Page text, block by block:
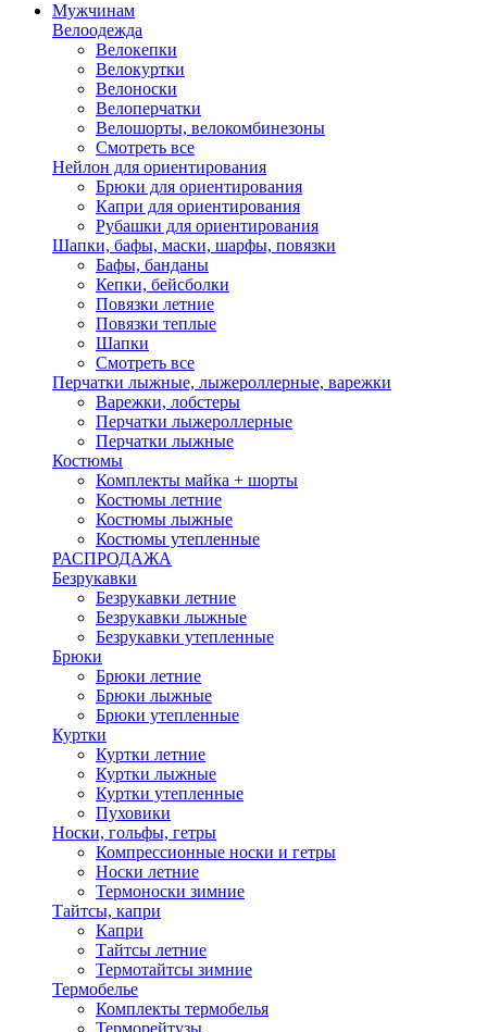
Мужчинам
Велоодежда
Велокепки
Велокуртки
Велоноски
Велоперчатки
Велошорты, велокомбинезоны
Смотреть все
Нейлон для ориентирования
Брюки для ориентирования
Капри для ориентирования
Рубашки для ориентирования
Шапки, бафы, маски, шарфы, повязки
Бафы, банданы
Кепки, бейсболки
Повязки летние
Повязки теплые
Шапки
Смотреть все
Перчатки лыжные, лыжероллерные, варежки
Варежки, лобстеры
Перчатки лыжероллерные
Перчатки лыжные
Костюмы
Комплекты майка + шорты
Костюмы летние
Костюмы лыжные
Костюмы утепленные
РАСПРОДАЖА
Безрукавки
Безрукавки летние
Безрукавки лыжные
Безрукавки утепленные
Брюки
Брюки летние
Брюки лыжные
Брюки утепленные
Куртки
Куртки летние
Куртки лыжные
Куртки утепленные
Пуховики
Носки, гольфы, гетры
Компрессионные носки и гетры
Носки летние
Термоноски зимние
Тайтсы, капри
Капри
Тайтсы летние
Термотайтсы зимние
Термобелье
Комплекты термобелья
Терморейтузы